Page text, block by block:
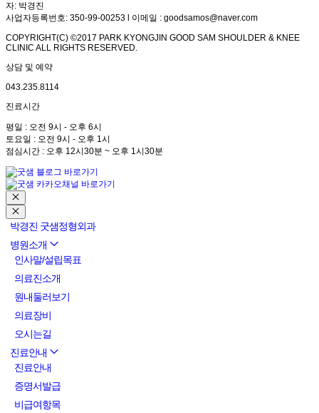
자: 박경진
사업자등록번호: 350-99-00253 l 이메일 : goodsamos@naver.com
COPYRIGHT(C) ©2017 PARK KYONGJIN GOOD SAM SHOULDER & KNEE
CLINIC ALL RIGHTS RESERVED.
상담 및 예약
043.235.8114
진료시간
평일 : 오전 9시 - 오후 6시
토요일 : 오전 9시 - 오후 1시
점심시간 : 오후 12시30분 ~ 오후 1시30분
박경진 굿샘정형외과
병원소개
인사말/설립목표
의료진소개
원내둘러보기
의료장비
오시는길
진료안내
진료안내
증명서발급
비급여항목